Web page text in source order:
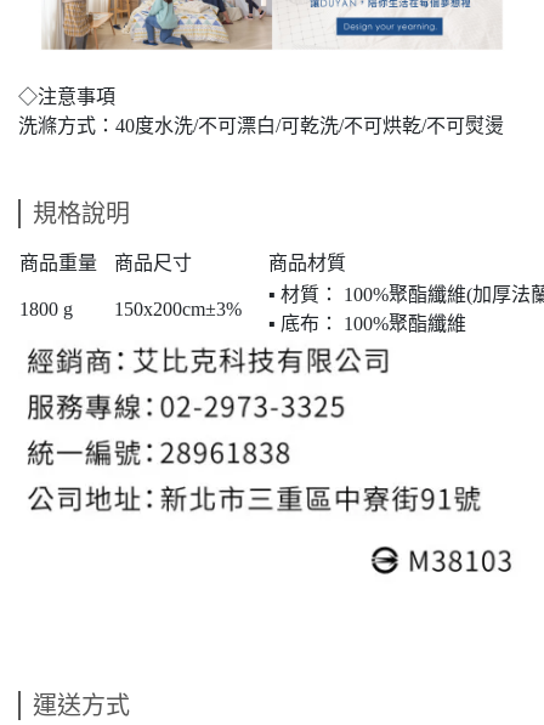
◇注意事項
洗滌方式：40度水洗/不可漂白/可乾洗/不可烘乾/不可熨燙
規格說明
商品重量 商品尺寸 商品材質
1800 g 150x200cm±3%
▪ 材質： 100%聚酯纖維(加厚法
▪ 底布： 100%聚酯纖維
運送方式